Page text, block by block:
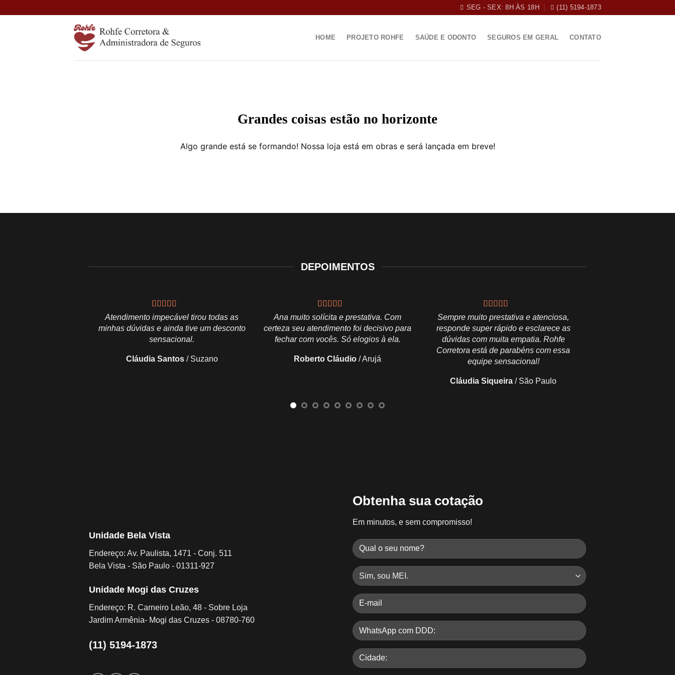
SEG - SEX: 8H ÀS 18H (11) 5194-1873
HOME PROJETO ROHFE SAÚDE E ODONTO SEGUROS EM GERAL CONTATO
Grandes coisas estão no horizonte
Algo grande está se formando! Nossa loja está em obras e será lançada em breve!
DEPOIMENTOS
Atendimento impecável tirou todas as
minhas dúvidas e ainda tive um desconto
sensacional.
Cláudia Santos / Suzano
Ana muito solícita e prestativa. Com
certeza seu atendimento foi decisivo para
fechar com vocês. Só elogios à ela.
Roberto Cláudio /Arujá
Sempre muito prestativa e atenciosa,
responde super rápido e esclarece as
dúvidas com muita empatia. Rohfe
Corretora está de parabéns com essa
equipe sensacional!
Cláudia Siqueira / São Paulo
Unidade Bela Vista
Endereço: Av. Paulista, 1471 - Conj. 511
Bela Vista - São Paulo - 01311-927
Unidade Mogi das Cruzes
Endereço: R. Carneiro Leão, 48 - Sobre Loja
Jardim Armênia- Mogi das Cruzes - 08780-760
(11) 5194-1873
Obtenha sua cotação
Em minutos, e sem compromisso!